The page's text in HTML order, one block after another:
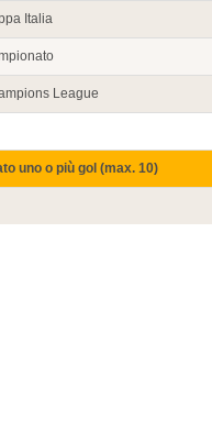
Italia
League
uno o più gol (max. 10)